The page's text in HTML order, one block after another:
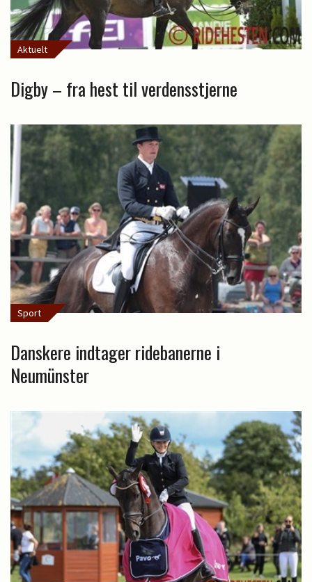
Aktuelt
Digby – fra hest til verdensstjerne
Sport
Danskere indtager ridebanerne i
Neumünster